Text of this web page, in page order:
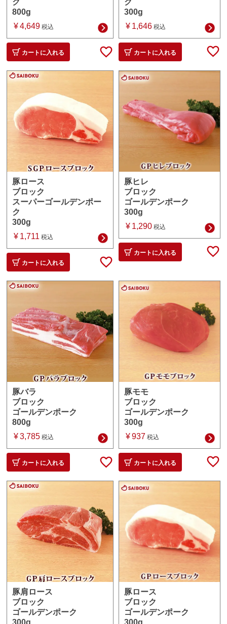
ク
800g
¥ 4,649 税込
カートに入れる
300g
¥ 1,646 税込
カートに入れる
豚ロース
ブロック
スーパーゴールデンポー
ク
300g
¥ 1,711 税込
カートに入れる
豚ヒレ
ブロック
ゴールデンポーク
300g
¥ 1,290 税込
カートに入れる
豚バラ
ブロック
ゴールデンポーク
800g
¥ 3,785 税込
カートに入れる
豚モモ
ブロック
ゴールデンポーク
300g
¥937 税込
カートに入れる
豚肩ロース
ブロック
ゴールデンポーク
豚ロース
ブロック
ゴールデンポーク
300g